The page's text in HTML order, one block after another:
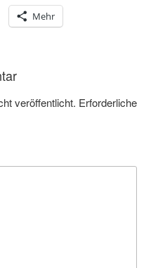
Mehr
veröffentlicht. Erforderliche